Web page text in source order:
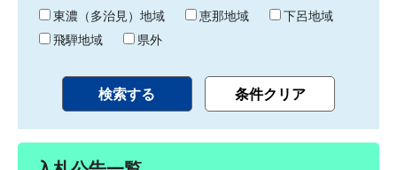
東濃（多治見）地域
恵那地域
下呂地域
飛騨地域
県外